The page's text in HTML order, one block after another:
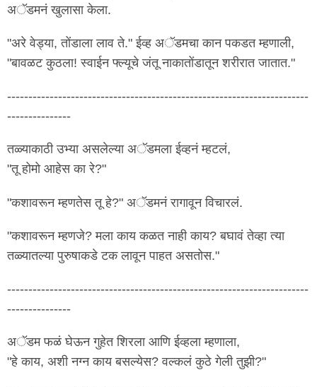
अॅडमनं खुलासा केला.
"अरे वेड्या, तोंडाला लाव ते." ईव्ह अॅडमचा कान पकडत म्हणाली,
"बावळट कुठला! स्वाईन फ्ल्यूचे जंतू नाकातोंडातून शरीरात जातात."
-----------------------------------------------------------------------
---------------
तळ्याकाठी उभ्या असलेल्या अॅडमला ईव्हनं म्हटलं,
"तू होमो आहेस का रे?"
"कशावरून म्हणतेस तू हे?" अॅडमनं रागावून विचारलं.
"कशावरून म्हणजे? मला काय कळत नाही काय? बघावं तेव्हा त्या
तळ्यातल्या पुरुषाकडे टक लावून पाहत असतोस."
-----------------------------------------------------------------------
---------------
अॅडम फळं घेऊन गुहेत शिरला आणि ईव्हला म्हणाला,
"हे काय, अशी नग्न काय बसल्येस? वल्कलं कुठे गेली तुझी?"